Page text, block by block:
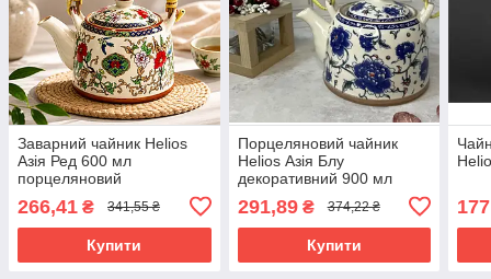
Заварний чайник Helios
Азія Ред 600 мл
порцеляновий
посуд для сервірування
2700
266,41 ₴ 341,55 ₴
Купити
Порцеляновий чайник
Helios Азія Блу
декоративний 900 мл
291,89₴ 374,22 ₴
Купити